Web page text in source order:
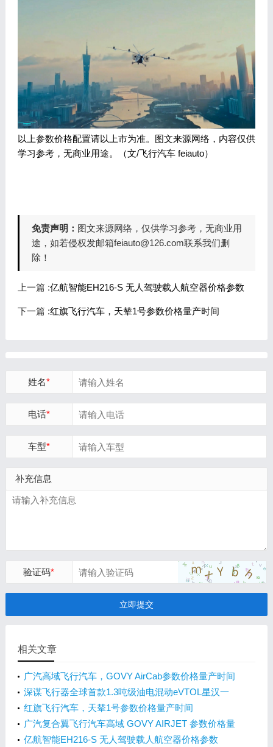
以上参数价格配置请以上市为准。图文来源网络，内容仅供
学习参考，无商业用途。（文/飞行汽车 feiauto）
免责声明： 图文来源网络，仅供学习参考，无商业用
途，如若侵权发邮箱feiauto@126.com联系我们删
除！
上一篇 :亿航智能EH216-S 无人驾驶载人航空器价格参数
下一篇 :红旗飞行汽车，天辇1号参数价格量产时间
姓名*
电话*
车型*
补充信息
验证码*
立即提交
相关文章
广汽高域飞行汽车，GOVY AirCab参数价格量产时间
深谋飞行器全球首款1.3吨级油电混动eVTOL星汉一
号HW450H参数价格量产时间
红旗飞行汽车，天辇1号参数价格量产时间
广汽复合翼飞行汽车高域 GOVY AIRJET 参数价格量
产时间
亿航智能EH216-S 无人驾驶载人航空器价格参数